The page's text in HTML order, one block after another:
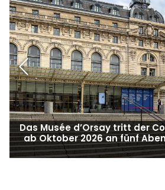
Das Musée d’Orsay tritt der
ab Oktober 2026 an fünf